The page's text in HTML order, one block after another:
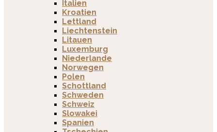
Italien
Kroatien
Lettland
Liechtenstein
Litauen
Luxemburg
Niederlande
Norwegen
Polen
Schottland
Schweden
Schweiz
Slowakei
Spanien